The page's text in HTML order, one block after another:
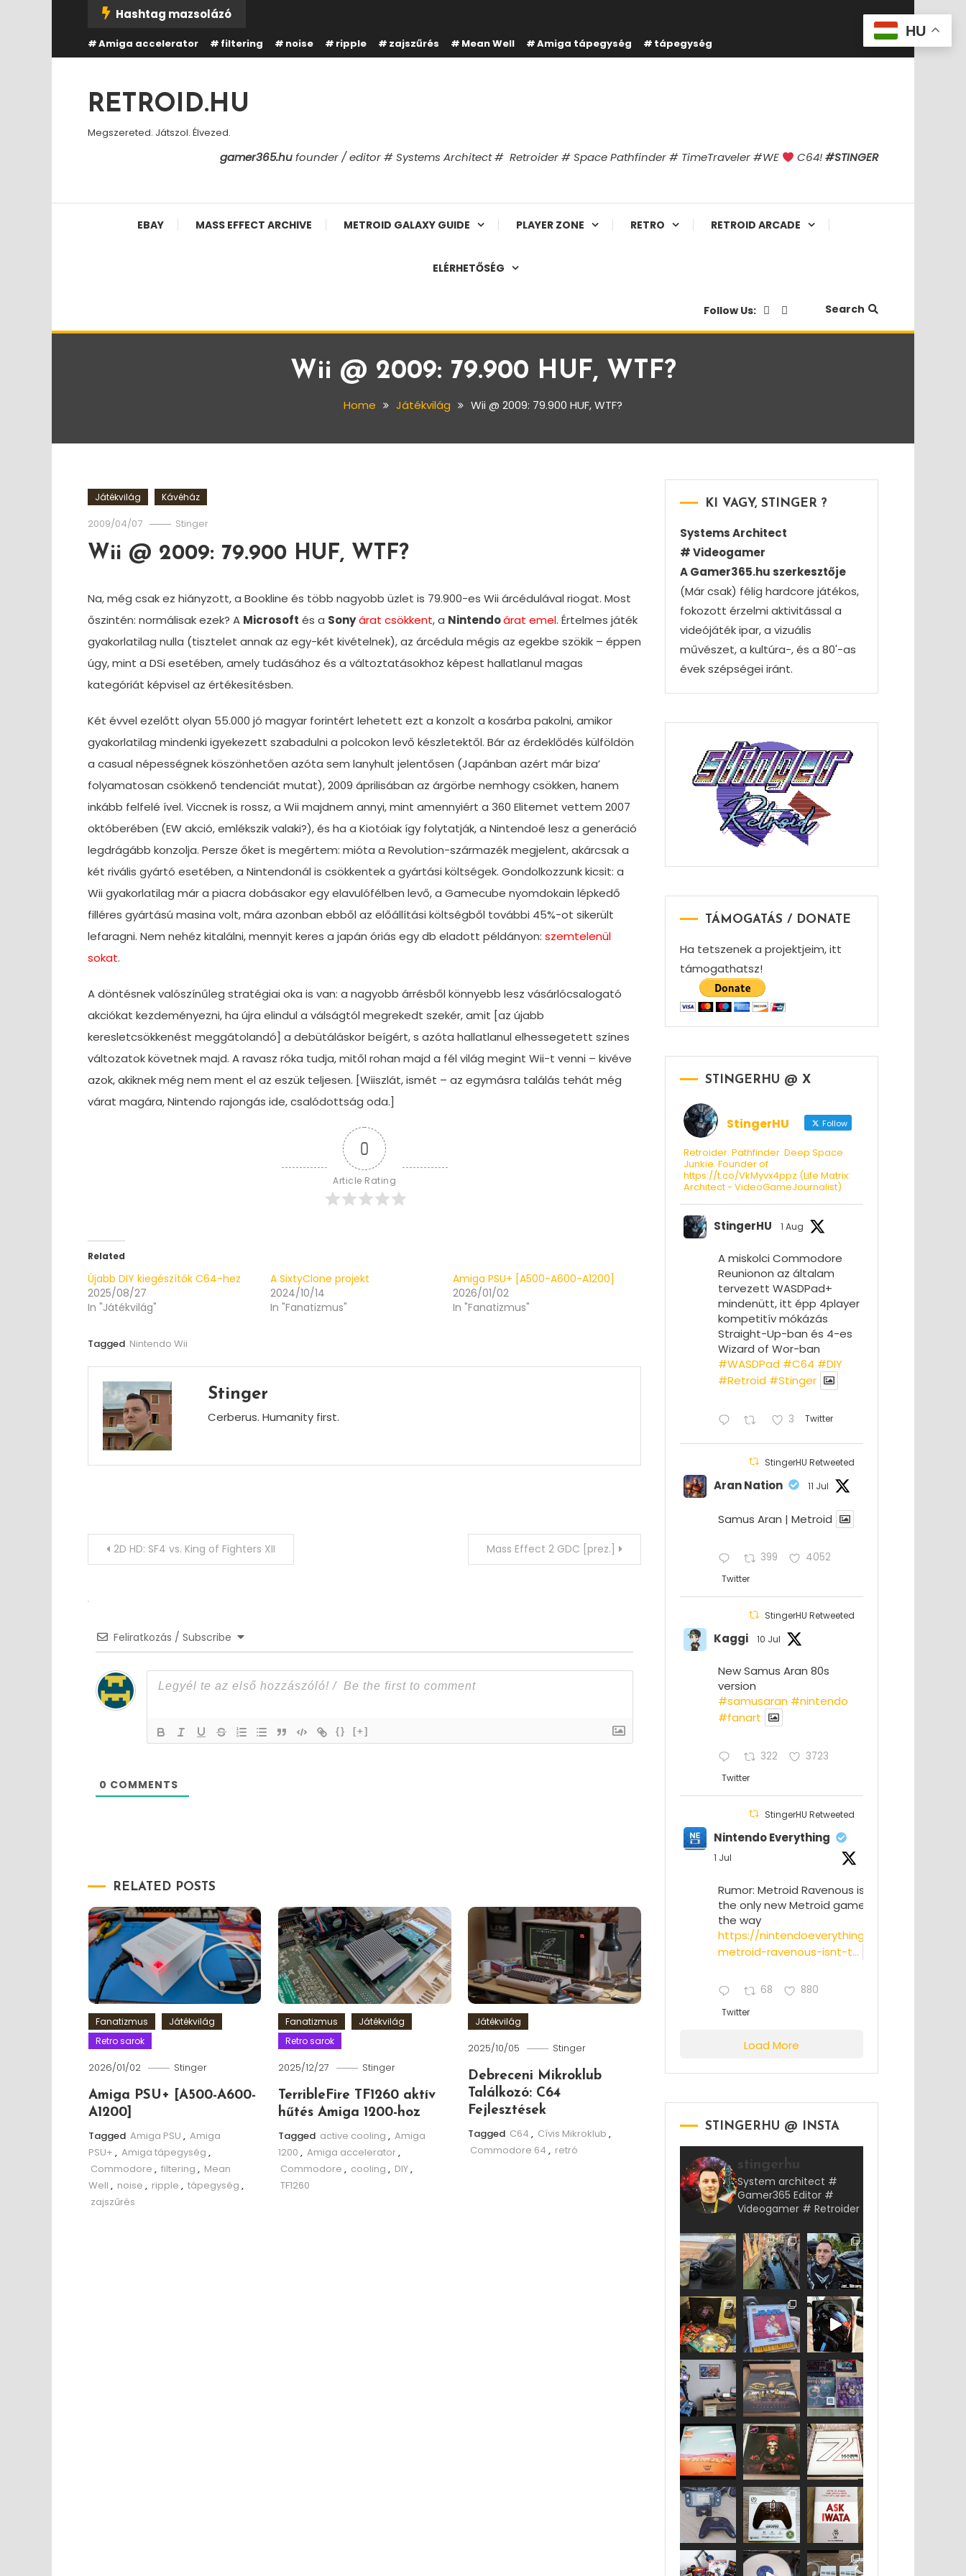
Content
Hashtag mazsolázó
Amiga accelerator filtering noise ripple zajszűrés Mean Well Amiga tápegység tápegység
RETROID.HU
Megszereted. Játszol. Élvezed.
gamer365.hufounder / editor # Systems Architect # Retroider # Space Pathfinder # TimeTraveler #WE C64!#STINGER
EBAY MASS EFFECT ARCHIVE METROID GALAXY GUIDE PLAYER ZONE RETRO RETROID ARCADE
ELÉRHETŐSÉG
Follow Us: Search
Wii @ 2009: 79.900 HUF, WTF?
Home Játékvilág Wii @ 2009: 79.900 HUF, WTF?
Játékvilág Kávéház
2009/04/07 Stinger
Wii @ 2009: 79.900 HUF, WTF?
Na, még csak ez hiányzott, a Bookline és több nagyobb üzlet is 79.900-es Wii árcédulával riogat. Most
őszintén: normálisak ezek? A Microsoft és a Sonyárat csökkent, a Nintendoárat emel. Értelmes játék
gyakorlatilag nulla (tisztelet annak az egy-két kivételnek), az árcédula mégis az egekbe szökik – éppen
úgy, mint a DSi esetében, amely tudásához és a változtatásokhoz képest hallatlanul magas
kategóriát képvisel az értékesítésben.
Két évvel ezelőtt olyan 55.000 jó magyar forintért lehetett ezt a konzolt a kosárba pakolni, amikor
gyakorlatilag mindenki igyekezett szabadulni a polcokon levő készletektől. Bár az érdeklődés külföldön
a casual népességnek köszönhetően azóta sem lanyhult jelentősen (Japánban azért már biza’
folyamatosan csökkenő tendenciát mutat), 2009 áprilisában az árgörbe nemhogy csökken, hanem
inkább felfelé ível. Viccnek is rossz, a Wii majdnem annyi, mint amennyiért a 360 Elitemet vettem 2007
októberében (EW akció, emlékszik valaki?), és ha a Kiotóiak így folytatják, a Nintendoé lesz a generáció
legdrágább konzolja. Persze őket is megértem: mióta a Revolution-származék megjelent, akárcsak a
két rivális gyártó esetében, a Nintendonál is csökkentek a gyártási költségek. Gondolkozzunk kicsit: a
Wii gyakorlatilag már a piacra dobásakor egy elavulófélben levő, a Gamecube nyomdokain lépkedő
filléres gyártású masina volt, mára azonban ebből az előállítási költségből további 45%-ot sikerült
lefaragni. Nem nehéz kitalálni, mennyit keres a japán óriás egy db eladott példányon: szemtelenül
sokat.
A döntésnek valószínűleg stratégiai oka is van: a nagyobb árrésből könnyebb lesz vásárlócsalogató
akciókat kezdeményezni, ha újra elindul a válságtól megrekedt szekér, amit [az újabb
keresletcsökkenést meggátolandó] a debütáláskor beígért, s azóta hallatlanul elhessegetett színes
változatok követnek majd. A ravasz róka tudja, mitől rohan majd a fél világ megint Wii-t venni – kivéve
azok, akiknek még nem ment el az eszük teljesen. [Wiiszlát, ismét – az egymásra találás tehát még
várat magára, Nintendo rajongás ide, csalódottság oda.]
0
Article Rating
Related
Újabb DIY kiegészítők C64-hez
2025/08/27
In "Játékvilág"
A SixtyClone projekt
2024/10/14
In "Fanatizmus"
Amiga PSU+ [A500-A600-A1200]
2026/01/02
In "Fanatizmus"
Tagged Nintendo Wii
Stinger
Cerberus. Humanity first.
Post2D HD: SF4 vs. King of Fighters XII Mass Effect 2 GDC [prez.]
Feliratkozás / Subscribe
{} [+]
0 COMMENTS
RELATED POSTS
Fanatizmus
Játékvilág
Retro sarok
2026/01/02 Stinger
Amiga PSU+ [A500-A600-
A1200]
Tagged Amiga PSU , Amiga
PSU+ , Amiga tápegység ,
Commodore , filtering , Mean
Well , noise , ripple , tápegység ,
zajszűrés
Fanatizmus
Játékvilág
Retro sarok
2025/12/27 Stinger
TerribleFire TF1260 aktív
hűtés Amiga 1200-hoz
Tagged active cooling , Amiga
1200 , Amiga accelerator,
Commodore , cooling , DIY,
TF1260
Játékvilág
2025/10/05 Stinger
Debreceni Mikroklub
Találkozó: C64
Fejlesztések
Tagged C64 , Cívis Mikroklub ,
Commodore 64 , retró
KI VAGY, STINGER ?
Systems Architect
# Videogamer
A Gamer365.hu szerkesztője
(Már csak) félig hardcore játékos,
fokozott érzelmi aktivitással a
videójáték ipar, a vizuális
művészet, a kultúra-, és a 80'-as
évek szépségei iránt.
TÁMOGATÁS / DONATE
Ha tetszenek a projektjeim, itt
támogathatsz!
STINGERHU @ X
StingerHU Follow
Retroider. Pathfinder. Deep Space
Junkie. Founder of
https://t.co/VkMyvx4ppz (Life Matrix:
Architect - VideoGameJournalist)
StingerHU 1 Aug
A miskolci Commodore
Reunionon az általam
tervezett WASDPad+
mindenütt, itt épp 4player
kompetitív mókázás
Straight-Up-ban és 4-es
Wizard of Wor-ban
#WASDPad #C64 #DIY
#Retroid #Stinger
3 Twitter
StingerHU Retweeted
Aran Nation 11 Jul
Samus Aran | Metroid
399 4052
Twitter
StingerHU Retweeted
Kaggi 10 Jul
New Samus Aran 80s
version
#samusaran #nintendo
#fanartㅤㅤㅤㅤ
322 3723
Twitter
StingerHU Retweeted
Nintendo Everything
1 Jul
Rumor: Metroid Ravenous isn’t
the only new Metroid game on
the way
https://nintendoeverything.com/rumor-
metroid-ravenous-isnt-t...
68 880
Twitter
Load More
STINGERHU @ INSTA
stingerhu
System architect #
Gamer365 Editor #
Videogamer # Retroider
HU